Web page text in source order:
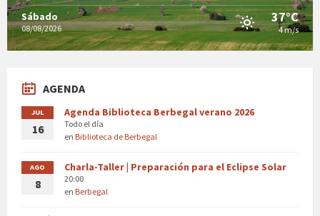
Sábado
08/08/2026
37°C
4 m/s
AGENDA
JUL
16
Agenda Biblioteca Berbegal verano 2026
Todo el día
en Biblioteca de Berbegal
AGO
8
Charla-Taller | Preparación para el Eclipse Solar
20:00
en Berbegal